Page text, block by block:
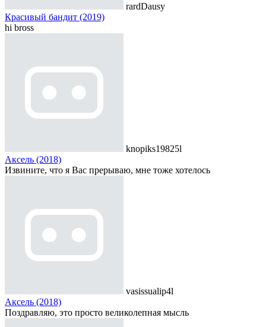
rardDausy
Красивый бандит (2019)
hi bross
knopiks19825l
Аксель (2018)
Извините, что я Вас прерываю, мне тоже хотелось
vasissualip4l
Аксель (2018)
Поздравляю, это просто великолепная мысль